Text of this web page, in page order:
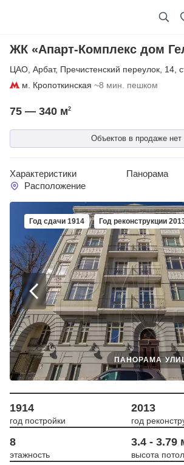
ЖК «Апарт-Комплекс дом
ЦАО Арбат, Пречистенский переулок 14
м. Кропоткинская ~8 мин. пешком
Объектов в продаже нет
75 — 340 м2
Характеристики
Панорама
Расположение
Год сдачи 1914 Год реконструкции
ПАНОРАМА
1914
год постройки
2013
год
8
этажность
3.4 - 3.79
высота